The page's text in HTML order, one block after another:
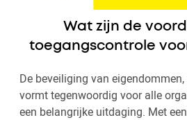
Wat zijn de
toegangscontrole
De beveiliging van
vormt tegenwoordig voor alle
een belangrijke uitdaging. Met een